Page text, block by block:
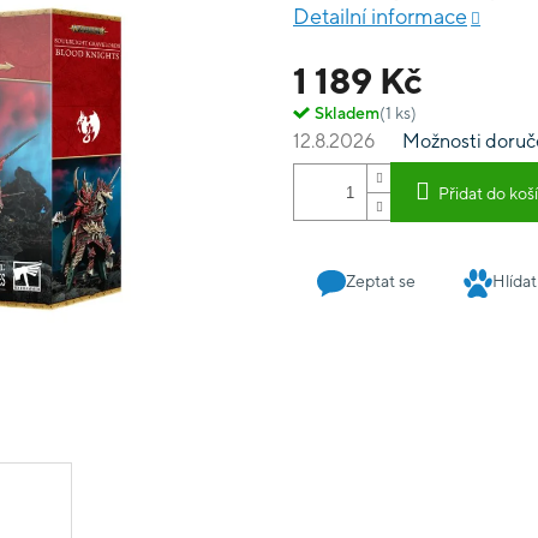
1 189 Kč
Skladem(1 ks)
12.8.2026 Možnosti
Přidat do
komponenty umožňující
Detailní informace
Zeptat se Hlídat